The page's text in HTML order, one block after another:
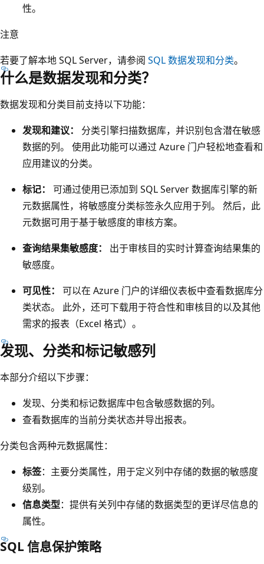
性。
注意
若要了解本地 SQL Server，请参阅 SQL 数据发现和分类。
什么是数据发现和分类？
数据发现和分类目前支持以下功能：
发现和建议：
分类引擎扫描数据库，并识别包含潜在敏感
数据的列。 使用此功能可以通过 Azure 门户轻松地查看和
应用建议的分类。
标记：
可通过使用已添加到 SQL Server 数据库引擎的新
元数据属性，将敏感度分类标签永久应用于列。 然后，此
元数据可用于基于敏感度的审核方案。
查询结果集敏感度：
出于审核目的实时计算查询结果集的
敏感度。
可见性：
可以在 Azure 门户的详细仪表板中查看数据库分
类状态。 此外，还可下载用于符合性和审核目的以及其他
需求的报表（Excel 格式）。
发现、分类和标记敏感列
本部分介绍以下步骤：
发现、分类和标记数据库中包含敏感数据的列。
查看数据库的当前分类状态并导出报表。
分类包含两种元数据属性：
标签：主要分类属性，用于定义列中存储的数据的敏感度
级别。
信息类型：提供有关列中存储的数据类型的更详尽信息的
属性。
SQL 信息保护策略